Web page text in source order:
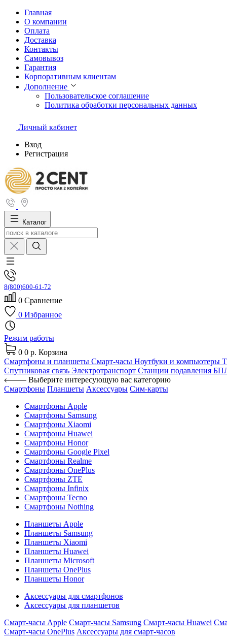
Главная
О компании
Оплата
Доставка
Контакты
Самовывоз
Гарантия
Корпоративным клиентам
Дополнение
Пользовательское соглашение
Политика обработки персональных данных
Личный кабинет
Вход
Регистрация
Каталог
8(800)600-61-72
0 Сравнение
0 Избранное
Режим работы
0 0 р. Корзина
Смартфоны и планшеты Смарт-часы Ноутбуки и компьютеры
Спутниковая связь Электротранспорт Станции подавления
Выберите интересующую вас категорию
Смартфоны Планшеты Аксессуары Сим-карты
Смартфоны Apple
Смартфоны Samsung
Смартфоны Xiaomi
Смартфоны Huawei
Смартфоны Honor
Смартфоны Google Pixel
Смартфоны Realme
Смартфоны OnePlus
Смартфоны ZTE
Смартфоны Infinix
Смартфоны Tecno
Смартфоны Nothing
Планшеты Apple
Планшеты Samsung
Планшеты Xiaomi
Планшеты Huawei
Планшеты Microsoft
Планшеты OnePlus
Планшеты Honor
Аксессуары для смартфонов
Аксессуары для планшетов
Смарт-часы Apple Смарт-часы Samsung Смарт-часы Huawei
Смарт-часы OnePlus Аксессуары для смарт-часов